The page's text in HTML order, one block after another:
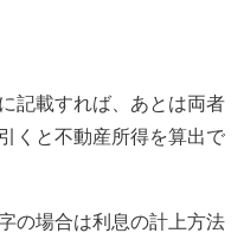
記載すれば、あとは両者
くと不動産所得を算出で
の場合は利息の計上方法